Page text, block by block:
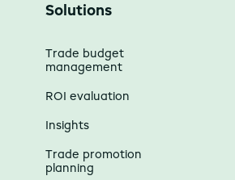
Solutions
Trade budget
management
ROI evaluation
Insights
Trade promotion
planning